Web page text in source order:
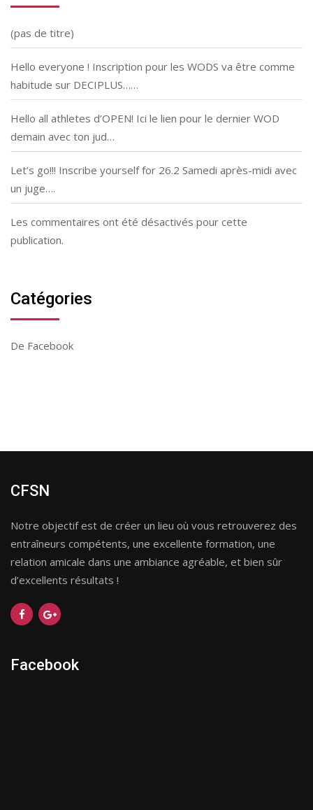
(pas de titre)
Hello everyone ! Inscription pour les WODS va être comme
habitude sur DECIPLUS……
Hello all athletes d’OPEN! Ici le lien pour le dernier WOD
demain avec ton jud…
Let’s go!!! Inscribe yourself for 26.2 Samedi après-midi avec
un juge….
Les commentaires ont été désactivés pour cette
publication.
Catégories
De Facebook
CFSN
Notre objectif est de créer un lieu où vous retrouverez des
entraîneurs compétents, une excellente formation, une
relation amicale dans une ambiance agréable, et bien sûr
d’excellents résultats !
Facebook